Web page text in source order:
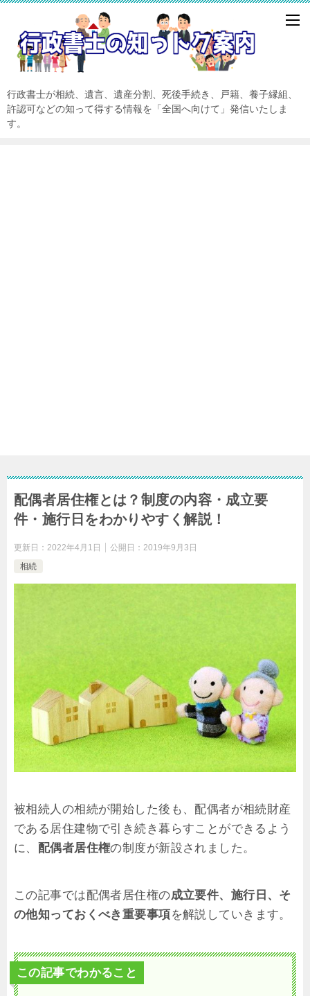
行政書士が相続、遺言、遺産分割、死後手続き、戸籍、養子縁組、
許認可などの知って得する情報を「全国へ向けて」発信いたしま
す。
配偶者居住権とは？制度の内容・成立要
件・施行日をわかりやすく解説！
更新日： 2022年4月1日 公開日： 2019年9月3日
相続
被相続人の相続が開始した後も、配偶者が相続財産
である居住建物で引き続き暮らすことができるよう
に、 配偶者居住権の制度が新設されました。
この記事では配偶者居住権の成立要件、施行日、そ
の他知っておくべき重要事項 を解説していきます。
この記事でわかること